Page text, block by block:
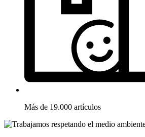
Más de 19.000 artículos